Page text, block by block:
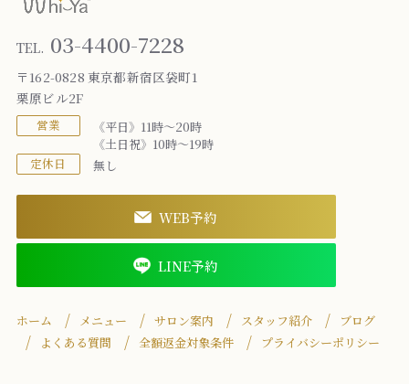
TEL. 03-4400-7228
〒162-0828 東京都新宿区袋町1
栗原ビル2F
営業
《平日》11時～20時
《土日祝》10時～19時
定休日 無し
WEB予約
LINE予約
ホーム メニュー サロン案内 スタッフ紹介
ブログ
よくある質問
全額返金対象条件 プライバシーポリシー